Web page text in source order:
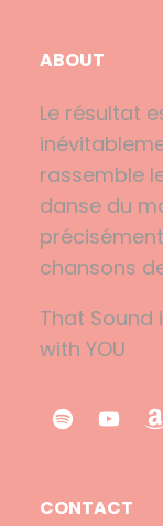
ABOUT
Le résultat
rassemble
danse du
chansons
That
with YOU
S
Y
A
CONTACT